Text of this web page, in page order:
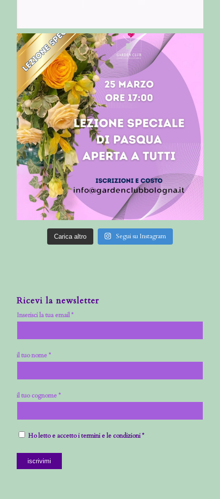
Carica altro Segui su Instagram
Ricevi la newsletter
Inserisci la tua email *
il tuo nome *
il tuo cognome *
Ho letto e accetto i termini e le condizioni *